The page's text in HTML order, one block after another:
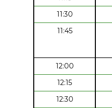
11:30
11:45
12:00
12:15
12:30